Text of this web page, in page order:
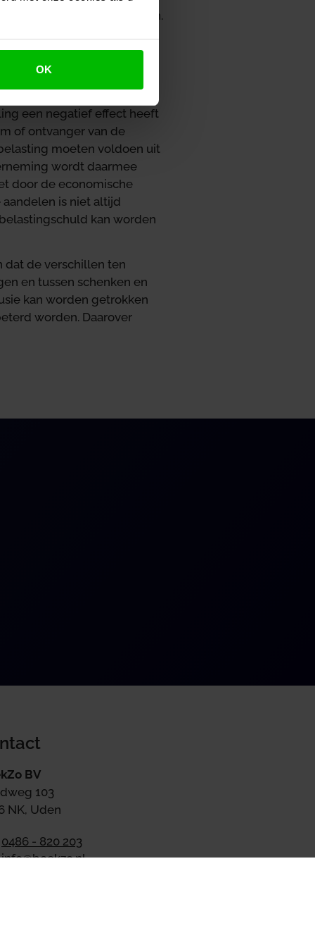
OK
van ondernemingen.
kunnen betalen. Als
betalingsregeling
een negatief effect heeft
of ontvanger van de
moeten voldoen uit
wordt daarmee
door de economische
is niet altijd
kan worden
dat de verschillen ten
en tussen schenken en
kan worden getrokken
worden. Daarover
BV
103
NK, Uden
0486 - 820 203
info@boekzo.nl